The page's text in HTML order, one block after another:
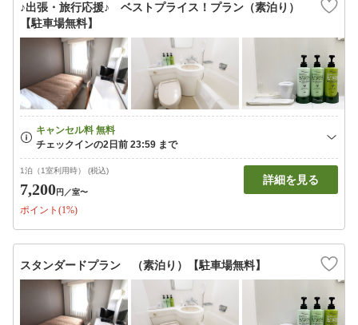
♪出張・旅行応援♪ ベストプライス！プラン（素泊り）
【駐車場無料】
1泊（1室利用時） (税込)
7,200円 ／室〜
ポイント(1%)
詳細を見る
スタンダードプラン （素泊り）【駐車場無料】